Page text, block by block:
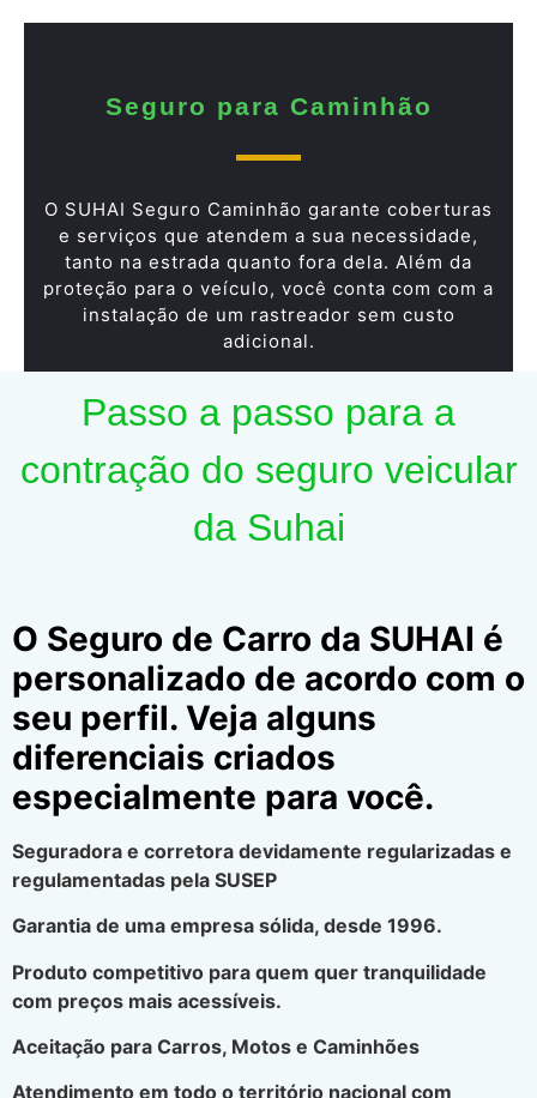
Seguro para Caminhão
O SUHAI Seguro Caminhão garante coberturas
e serviços que atendem a sua necessidade,
tanto na estrada quanto fora dela. Além da
proteção para o veículo, você conta com com a
instalação de um rastreador sem custo
adicional.
Passo a passo para a
contração do seguro veicular
da Suhai
O Seguro de Carro da SUHAI é
personalizado de acordo com o
seu perfil. Veja alguns
diferenciais criados
especialmente para você.
Seguradora e corretora devidamente regularizadas e
regulamentadas pela SUSEP
Garantia de uma empresa sólida, desde 1996.
Produto competitivo para quem quer tranquilidade
com preços mais acessíveis.
Aceitação para Carros, Motos e Caminhões
Atendimento em todo o território nacional com